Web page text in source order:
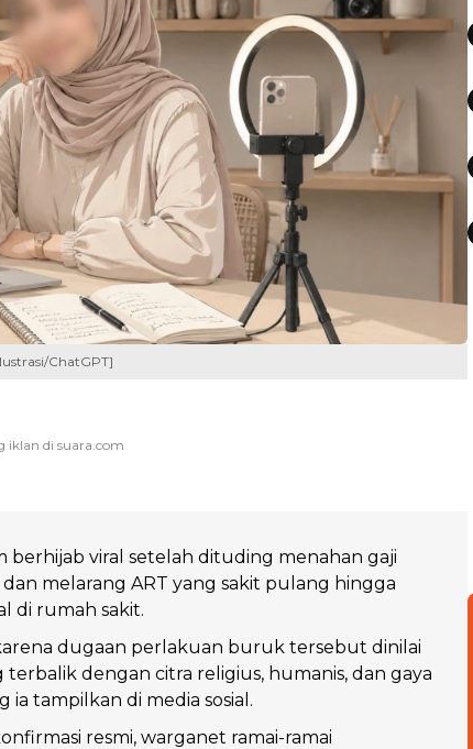
ChatGPT]
berhijab viral setelah dituding menahan gaji
melarang ART yang sakit pulang hingga
di rumah sakit.
dugaan perlakuan buruk tersebut dinilai
dengan citra religius, humanis, dan gaya
ia tampilkan di media sosial.
resmi, warganet ramai-ramai